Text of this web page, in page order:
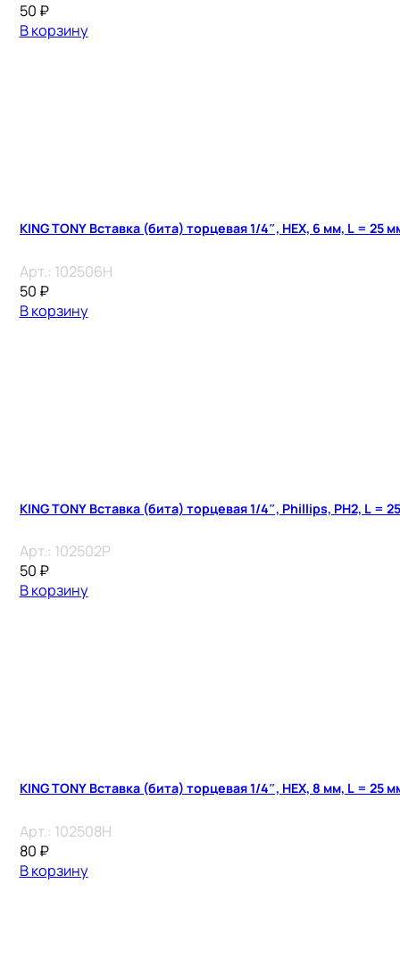
50 ₽
В корзину
KING TONY Вставка (бита) торцевая 1/4″, HEX, 6 мм, L = 25
Арт.: 102506H
50 ₽
В корзину
KING TONY Вставка (бита) торцевая 1/4″, Phillips, PH2, L =
Арт.: 102502P
50 ₽
В корзину
KING TONY Вставка (бита) торцевая 1/4″, HEX, 8 мм, L = 25
Арт.: 102508H
80 ₽
В корзину